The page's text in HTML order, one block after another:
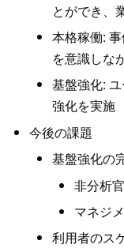
とができ、
本格稼働:
を意識しな
基盤強化:
強化を実施
今後の課題
基盤強化の
非分析
マネジ
利用者のス